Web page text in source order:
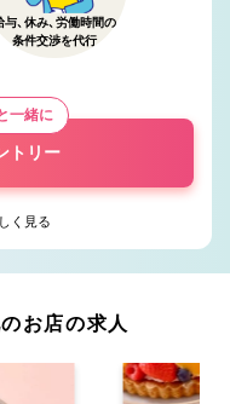
与、休み、労働時間の
条件交渉を代行
一緒に
トリー
く見る
お店の求人